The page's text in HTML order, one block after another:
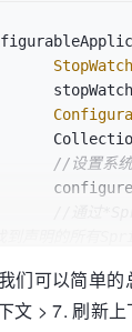
StopWatch
//设置系
到声明的所有
//发布应
们可以简单
文 > 7. 刷新